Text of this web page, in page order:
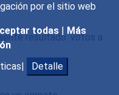
por el sitio web
todas| Más
Detalle
resultado: votos a